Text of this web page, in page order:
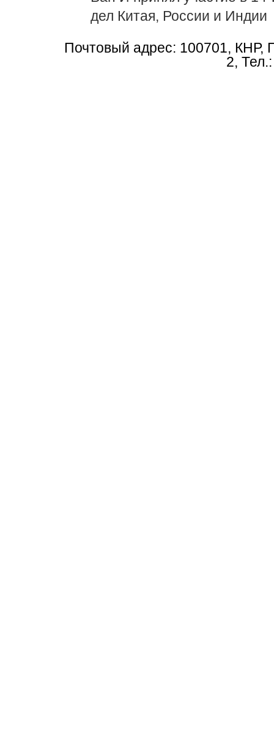
дел Китая, России и Индии
Почтовый адрес: 100701, КНР,
2,